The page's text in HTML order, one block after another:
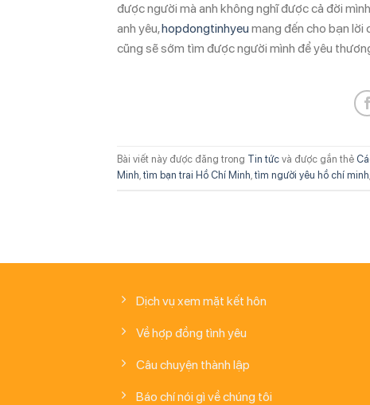
được người mà anh không nghĩ được cả đời
anh yêu,hopdongtinhyeu mang đến cho bạn lời
cũng sẽ sớm tìm được người mình để yêu
Bài viết này được đăng trong Tin tức và được gắn thẻ
Minh, tìm bạn trai Hồ Chí Minh, tìm người yêu hồ chí minh,
Dịch vụ xem mặt kết hôn
Về hợp đồng tình yêu
Câu chuyện thành lập
Báo chí nói gì về chúng tôi